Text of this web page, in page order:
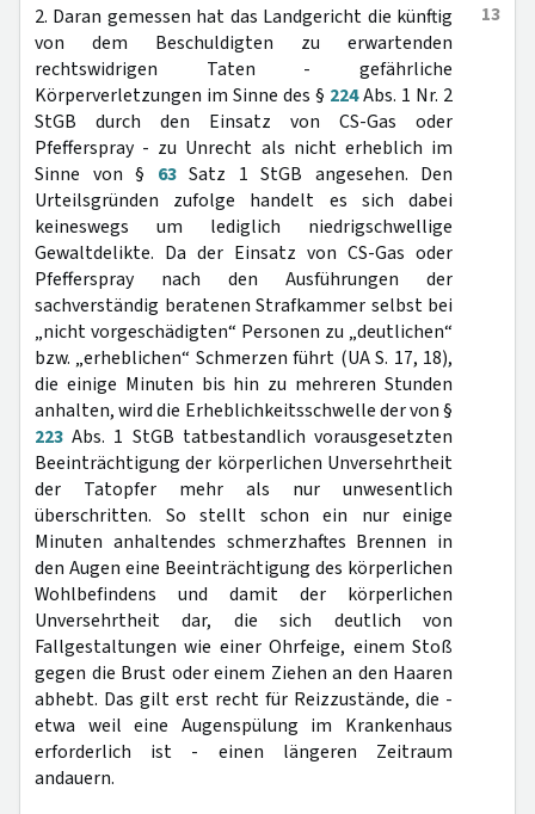
13
2. Daran gemessen hat das Landgericht die künftig
von dem Beschuldigten zu erwartenden
rechtswidrigen Taten - gefährliche
Körperverletzungen im Sinne des § 224Abs. 1 Nr. 2
StGB durch den Einsatz von CS-Gas oder
Pfefferspray - zu Unrecht als nicht erheblich im
Sinne von § 63Satz 1 StGB angesehen. Den
Urteilsgründen zufolge handelt es sich dabei
keineswegs um lediglich niedrigschwellige
Gewaltdelikte. Da der Einsatz von CS-Gas oder
Pfefferspray nach den Ausführungen der
sachverständig beratenen Strafkammer selbst bei
„nicht vorgeschädigten“ Personen zu „deutlichen“
bzw. „erheblichen“ Schmerzen führt (UA S. 17, 18),
die einige Minuten bis hin zu mehreren Stunden
anhalten, wird die Erheblichkeitsschwelle der von §
223 Abs. 1 StGB tatbestandlich vorausgesetzten
Beeinträchtigung der körperlichen Unversehrtheit
der Tatopfer mehr als nur unwesentlich
überschritten. So stellt schon ein nur einige
Minuten anhaltendes schmerzhaftes Brennen in
den Augen eine Beeinträchtigung des körperlichen
Wohlbefindens und damit der körperlichen
Unversehrtheit dar, die sich deutlich von
Fallgestaltungen wie einer Ohrfeige, einem Stoß
gegen die Brust oder einem Ziehen an den Haaren
abhebt. Das gilt erst recht für Reizzustände, die -
etwa weil eine Augenspülung im Krankenhaus
erforderlich ist - einen längeren Zeitraum
andauern.